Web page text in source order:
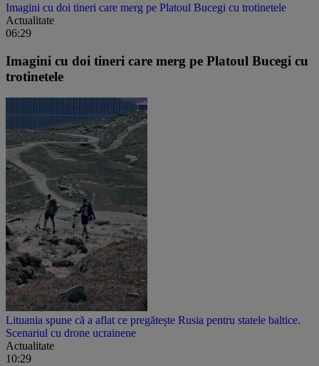
Imagini cu doi tineri care merg pe Platoul Bucegi cu trotinetele
Actualitate
06:29
Imagini cu doi tineri care merg pe Platoul Bucegi cu
trotinetele
Lituania spune că a aflat ce pregătește Rusia pentru statele baltice.
Scenariul cu drone ucrainene
Actualitate
10:29